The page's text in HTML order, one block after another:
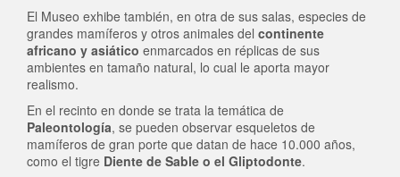
El Museo exhibe también, en otra de sus salas, especies de
grandes mamíferos y otros animales del continente
africano y asiático enmarcados en réplicas de sus
ambientes en tamaño natural, lo cual le aporta mayor
realismo.
En el recinto en donde se trata la temática de
Paleontología, se pueden observar esqueletos de
mamíferos de gran porte que datan de hace 10.000 años,
como el tigre Diente de Sable o el Gliptodonte.